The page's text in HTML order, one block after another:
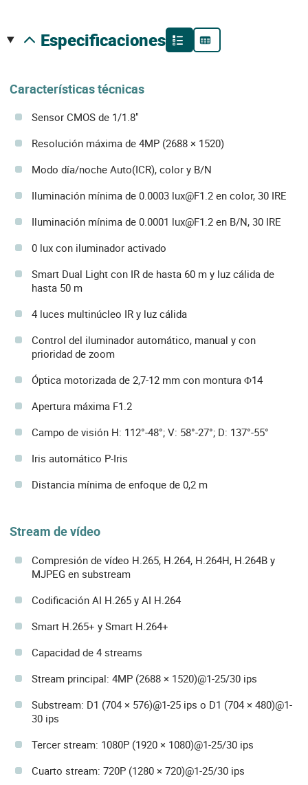
especificaciones
Características técnicas
Sensor CMOS de 1/1.8"
Resolución máxima de 4MP (2688 × 1520)
Modo día/noche Auto(ICR), color y B/N
Iluminación mínima de 0.0003 lux@F1.2 en color, 30 IRE
Iluminación mínima de 0.0001 lux@F1.2 en B/N, 30 IRE
0 lux con iluminador activado
Smart Dual Light con IR de hasta 60 m y luz cálida de
hasta 50 m
4 luces multinúcleo IR y luz cálida
Control del iluminador automático, manual y con
prioridad de zoom
Óptica motorizada de 2,7-12 mm con montura Φ14
Apertura máxima F1.2
Campo de visión H: 112°-48°; V: 58°-27°; D: 137°-55°
Iris automático P-Iris
Distancia mínima de enfoque de 0,2 m
Stream de vídeo
Compresión de vídeo H.265, H.264, H.264H, H.264B y
MJPEG en substream
Codificación AI H.265 y AI H.264
Smart H.265+ y Smart H.264+
Capacidad de 4 streams
Stream principal: 4MP (2688 × 1520)@1-25/30 ips
Substream: D1 (704 × 576)@1-25 ips o D1 (704 × 480)@1-
30 ips
Tercer stream: 1080P (1920 × 1080)@1-25/30 ips
Cuarto stream: 720P (1280 × 720)@1-25/30 ips